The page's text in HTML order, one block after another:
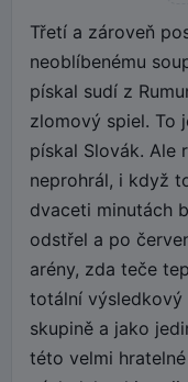
Třetí a zároveň
neoblíbenému
pískal sudí z
zlomový spiel. To
pískal Slovák. Ale
neprohrál, i když
dvaceti minutách
odstřel a po
arény, zda teče
totální výsledkový
skupině a jako
této velmi